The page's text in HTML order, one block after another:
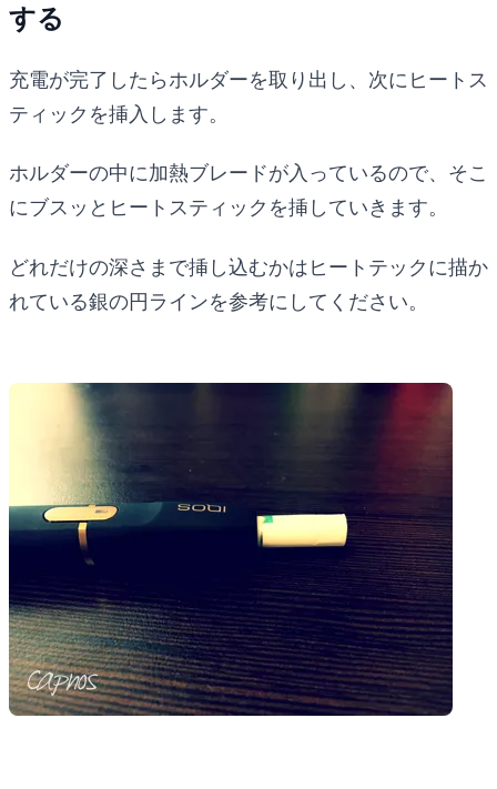
する
充電が完了したらホルダーを取り出し、次にヒートス
ティックを挿入します。
ホルダーの中に加熱ブレードが入っているので、そこ
にブスッとヒートスティックを挿していきます。
どれだけの深さまで挿し込むかはヒートテックに描か
れている銀の円ラインを参考にしてください。